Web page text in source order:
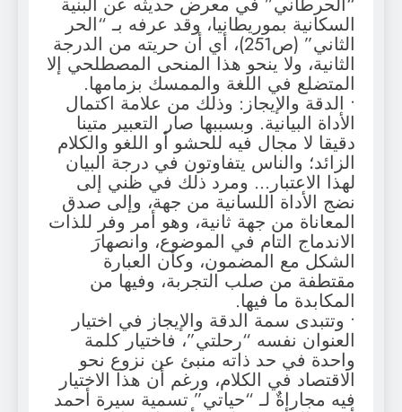
السكانية بموريطانيا، وقد عرفه بـ “الحر
الثاني” (ص251)، أي أن حريته من الدرجة
الثانية، ولا ينحو هذا المنحى المصطلحي إلا
المتضلع في اللغة والممسك بزمامها.
• الدقة والإيجاز: وذلك من علامة اكتمال
الأداة البيانية. وبسببها صار التعبير متينا
دقيقا لا مجال فيه للحشو أو اللغو والكلام
الزائد؛ والناس يتفاوتون في درجة البيان
لهذا الاعتبار… ومرد ذلك في ظني إلى
نضج الأداة اللسانية من جهة، وإلى صدق
المعاناة من جهة ثانية، وهو أمر وفر للذات
الاندماج التام في الموضوع، وانصهارَ
الشكل مع المضمون، وكأن العبارة
مقتطفة من صلب التجربة، وفيها من
المكابدة ما فيها.
• وتتبدى سمة الدقة والإيجاز في اختيار
العنوان نفسه “رحلتي”، فاختيار كلمة
واحدة في حد ذاته منبئ عن نزوع نحو
الاقتصاد في الكلام، ورغم أن هذا الاختيار
فيه مجاراةٌ لـ “حياتي” تسمية سيرة أحمد